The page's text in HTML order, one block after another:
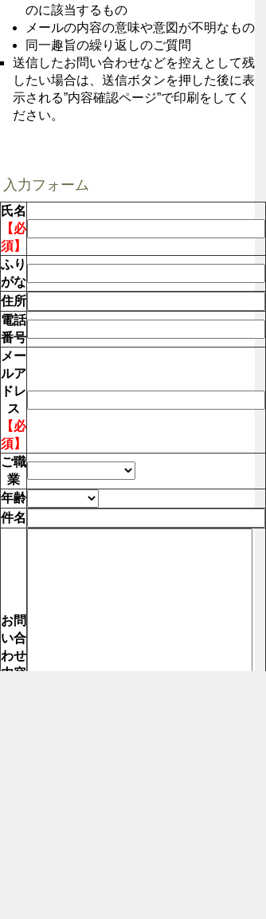
のに該当するもの
メールの内容の意味や意図が不明なもの
同一趣旨の繰り返しのご質問
送信したお問い合わせなどを控えとして残
したい場合は、送信ボタンを押した後に表
示される”内容確認ページ”で印刷をしてく
ださい。
入力フォーム
氏名
【必
須】
ふり
がな
住所
電話
番号
メー
ルア
ドレ
ス
【必
須】
ご職
業
年齢
件名
お問
い合
わせ
内容